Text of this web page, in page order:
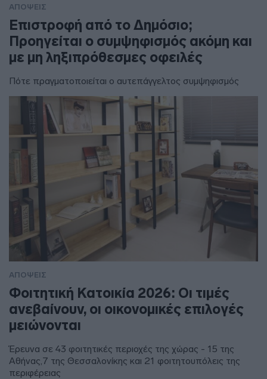
ΑΠΟΨΕΙΣ
Επιστροφή από το Δημόσιο;
Προηγείται ο συμψηφισμός ακόμη και
με μη ληξιπρόθεσμες οφειλές
Πότε πραγματοποιείται ο αυτεπάγγελτος συμψηφισμός
ΑΠΟΨΕΙΣ
Φοιτητική Κατοικία 2026: Οι τιμές
ανεβαίνουν, οι οικονομικές επιλογές
μειώνονται
Έρευνα σε 43 φοιτητικές περιοχές της χώρας - 15 της
Αθήνας,7 της Θεσσαλονίκης και 21 φοιτητουπόλεις της
περιφέρειας